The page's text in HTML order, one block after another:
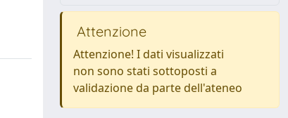
Attenzione
Attenzione! I dati visualizzati
non sono stati sottoposti a
validazione da parte dell'ateneo